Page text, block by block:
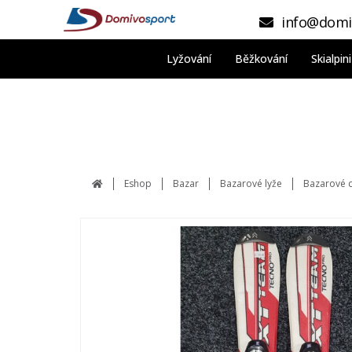
Lyžování Běžkování
Eshop Bazar Bazarové lyže Bazarové